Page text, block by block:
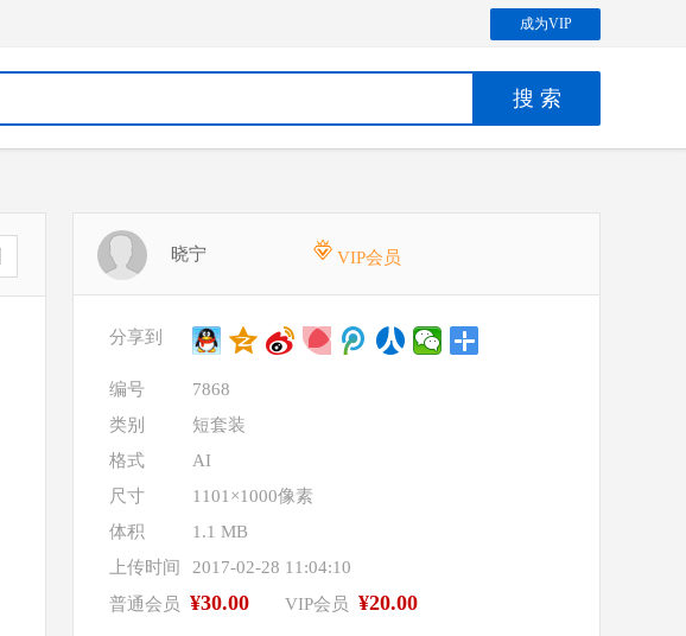
成为VIP
晓宁 VIP会员
分享到
编号
7868
类别
短套装
格式
AI
尺寸
1101×1000像素
体积
1.1 MB
上传时间
2017-02-28 11:04:10
普通会员 ¥30.00 VIP会员 ¥20.00